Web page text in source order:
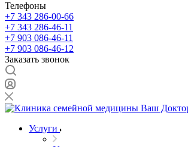
Телефоны
+7 343 286-00-66
+7 343 286-46-11
+7 903 086-46-11
+7 903 086-46-12
Заказать звонок
Услуги